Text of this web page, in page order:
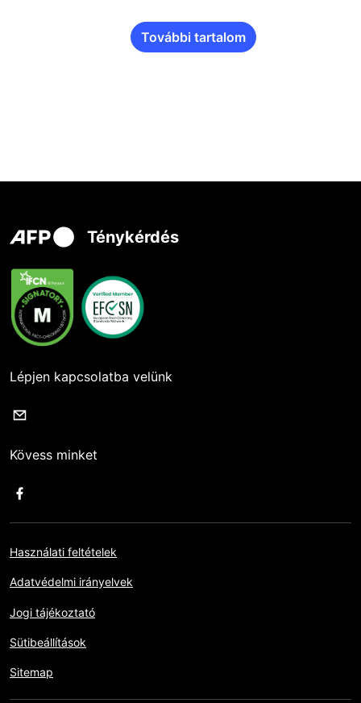
További tartalom
Ténykérdés
Lépjen kapcsolatba velünk
Kövess minket
Használati feltételek
Adatvédelmi irányelvek
Jogi tájékoztató
Sütibeállítások
Sitemap